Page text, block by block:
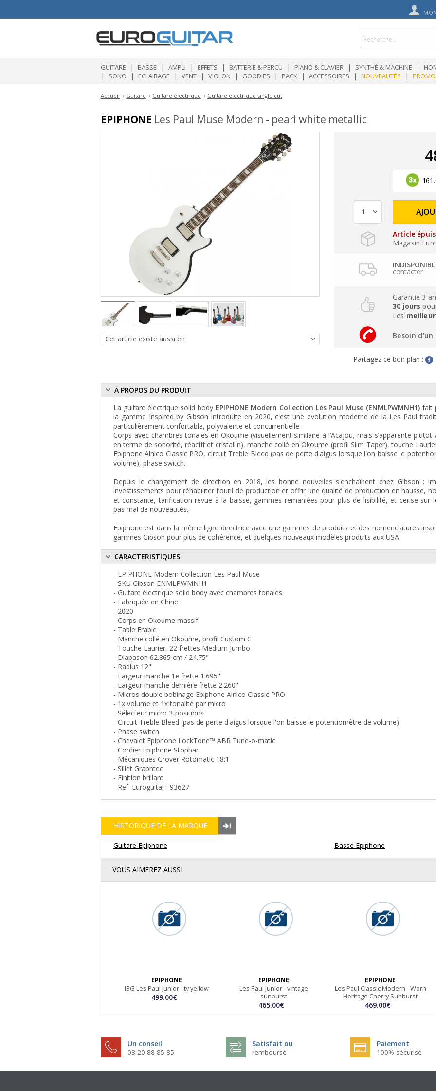
GUITARE | BASSE | AMPLI | EFFETS | BATTERIE & PERCU | PIANO & CLAVIER | SYNTHÉ & MACHINE |
| SONO | ECLAIRAGE | VENT | VIOLON | GOODIES | PACK | ACCESSOIRES | NOUVEAUTÉS | PROMO
Accueil Guitare Guitare électrique Guitare électrique single cut
EPIPHONE Les Paul Muse Modern - pearl white metallic
Article
Magasin
contacter
Garantie 3
30 jours
Les
Besoin d'un
Partagez ce bon plan :
A PROPOS DU PRODUIT
La guitare électrique solid body EPIPHONE Modern Collection Les Paul Muse (ENMLPWMNH1)fait
la gamme Inspired by Gibson introduite en 2020, c'est une évolution moderne de la Les Paul
particulièrement confortable, polyvalente et concurrentielle.
Corps avec chambres tonales en Okoume (visuellement similaire à l’Acajou, mais s’apparente plutôt
en terme de sonorité, réactif et cristallin), manche collé en Okoume (profil Slim Taper), touche
Epiphone Alnico Classic PRO, circuit Treble Bleed (pas de perte d'aigus lorsque l'on baisse le
volume), phase switch.
Depuis le changement de direction en 2018, les bonne nouvelles s'enchaînent chez Gibson :
investissements pour réhabiliter l'outil de production et offrir une qualité de production en hausse,
et constante, tarification revue à la baisse, gammes remaniées pour plus de lisibilité, et cerise sur
pas mal de nouveautés.
Epiphone est dans la même ligne directrice avec une gammes de produits et des nomenclatures
gammes Gibson pour plus de cohérence, et quelques nouveaux modèles produits aux USA
CARACTERISTIQUES
- EPIPHONE Modern Collection Les Paul Muse
- SKU Gibson ENMLPWMNH1
- Guitare électrique solid body avec chambres tonales
- Fabriquée en Chine
- 2020
- Corps en Okoume massif
- Table Erable
- Manche collé en Okoume, profil Custom C
- Touche Laurier, 22 frettes Medium Jumbo
- Diapason 62.865 cm / 24.75"
- Radius 12"
- Largeur manche 1e frette 1.695"
- Largeur manche dernière frette 2.260"
- Micros double bobinage Epiphone Alnico Classic PRO
- 1x volume et 1x tonalité par micro
- Sélecteur micro 3-positions
- Circuit Treble Bleed (pas de perte d'aigus lorsque l'on baisse le potentiomètre de volume)
- Phase switch
- Chevalet Epiphone LockTone™ ABR Tune-o-matic
- Cordier Epiphone Stopbar
- Mécaniques Grover Rotomatic 18:1
- Sillet Graphtec
- Finition brillant
- Ref. Euroguitar : 93627
HISTORIQUE DE LA MARQUE
Guitare Epiphone Basse Epiphone
VOUS AIMEREZ AUSSI
EPIPHONE
IBG Les Paul Junior - tv yellow
499.00€
EPIPHONE
Les Paul Junior - vintage
sunburst
465.00€
EPIPHONE
Les Paul Classic Modern - Worn
Heritage Cherry Sunburst
469.00€
Un conseil
03 20 88 85 85
Satisfait ou
remboursé
Paiement
100% sécurisé